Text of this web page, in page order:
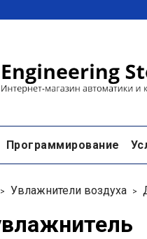
Программирование
Увлажнители воздуха